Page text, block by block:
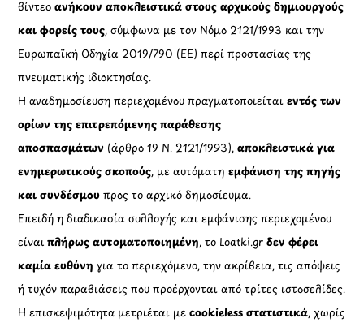
βίντεοανήκουν αποκλειστικά στους αρχικούς δημιουργούς
και φορείς τους, σύμφωνα με τον Νόμο 2121/1993 και την
Ευρωπαϊκή Οδηγία 2019/790 (ΕΕ) περί προστασίας της
πνευματικής ιδιοκτησίας.
Η αναδημοσίευση περιεχομένου πραγματοποιείταιεντός των
ορίων της επιτρεπόμενης παράθεσης
αποσπασμάτων (άρθρο 19 Ν. 2121/1993), αποκλειστικά για
ενημερωτικούς σκοπούς, με αυτόματηεμφάνιση της πηγής
και συνδέσμου προς το αρχικό δημοσίευμα.
Επειδή η διαδικασία συλλογής και εμφάνισης περιεχομένου
είναιπλήρως αυτοματοποιημένη, το Loatki.grδεν φέρει
καμία ευθύνη για το περιεχόμενο, την ακρίβεια, τις απόψεις
ή τυχόν παραβιάσεις που προέρχονται από τρίτες ιστοσελίδες.
Η επισκεψιμότητα μετριέται μεcookieless στατιστικά, χωρίς